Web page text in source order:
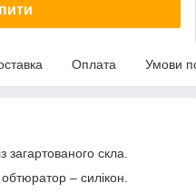
Оплата Умови
загартованого скла.
– силікон.